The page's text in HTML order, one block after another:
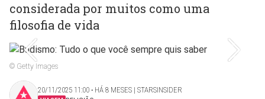
considerada por muitos como uma
filosofia de vida
© Getty Images
20/11/2025 11:00 ‧ HÁ 8 MESES | STARSINSIDER